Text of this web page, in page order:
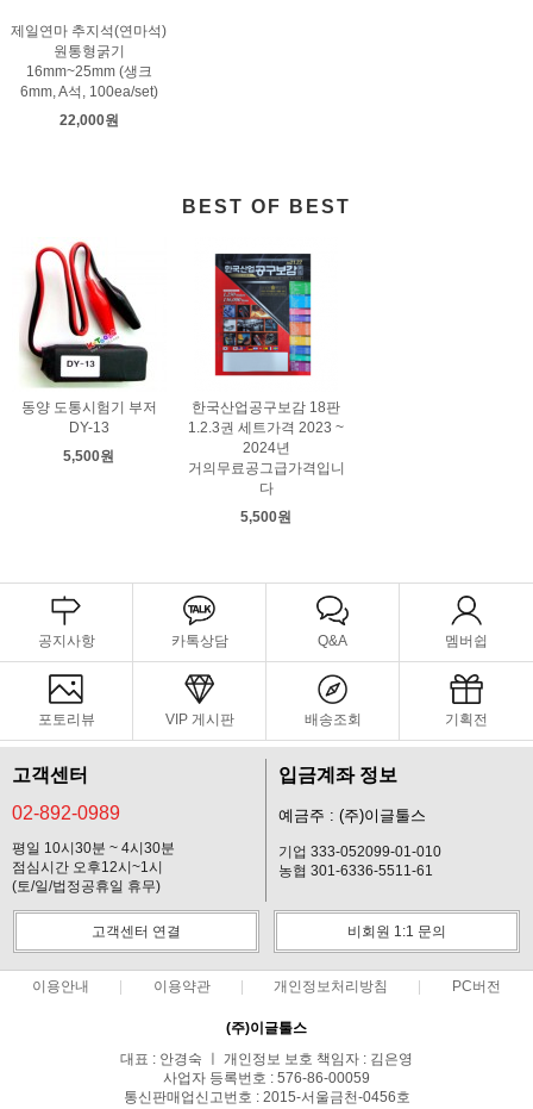
제일연마 추지석(연마석)
원통형굵기
16mm~25mm (생크
6mm, A석, 100ea/set)
22,000원
BEST OF BEST
동양 도통시험기 부저
DY-13
5,500원
한국산업공구보감 18판
1.2.3권 세트가격 2023 ~
2024년
거의무료공그급가격입니
다
5,500원
공지사항 카톡상담 Q&A 멤버쉽
포토리뷰 VIP 게시판 배송조회 기획전
고객센터
02-892-0989
평일 10시30분 ~ 4시30분
점심시간 오후12시~1시
(토/일/법정공휴일 휴무)
입금계좌 정보
예금주 : (주)이글툴스
기업 333-052099-01-010
농협 301-6336-5511-61
고객센터 연결 비회원 1:1 문의
이용안내 이용약관 개인정보처리방침 PC버전
(주)이글툴스
대표 : 안경숙 ㅣ 개인정보 보호 책임자 : 김은영
사업자 등록번호 : 576-86-00059
통신판매업신고번호 : 2015-서울금천-0456호